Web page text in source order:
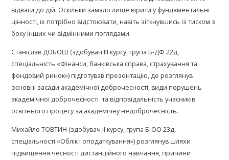
відваги до дій. Оскільки замало лише вірити у фундаментальні
цінності, їх потрібно відстоювати, навіть зіткнувшись із тиском з
боку інших чи відмінними поглядами.
Станіслав ДОБОШ (здобувач ІІІ курсу, група Б-ДФ 22д,
спеціальність «Фінанси, банківська справа, страхування та
фондовий ринок») підготував презентацію, де розглянув
основні засади академічної доброчесності, види порушень
академічної доброчесності та відповідальність учасників
освітнього процесу за академічну недоброчесність.
Михайло ТОВТИН (здобувач ІІ курсу, група Б-ОО 23д,
спеціальності «Облік і оподаткування») розглянув шляхи
підвищення чесності дистанційного навчання, причини